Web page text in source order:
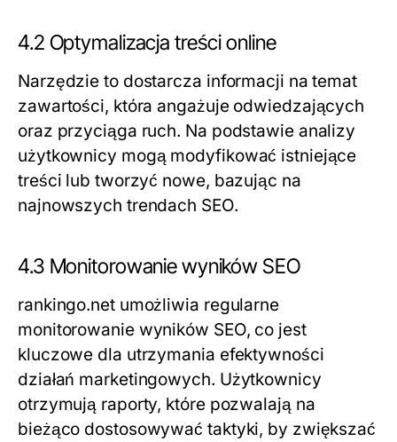
4.2 Optymalizacja treści online
Narzędzie to dostarcza informacji na temat
zawartości, która angażuje odwiedzających
oraz przyciąga ruch. Na podstawie analizy
użytkownicy mogą modyfikować istniejące
treści lub tworzyć nowe, bazując na
najnowszych trendach SEO.
4.3 Monitorowanie wyników SEO
rankingo.net umożliwia regularne
monitorowanie wyników SEO, co jest
kluczowe dla utrzymania efektywności
działań marketingowych. Użytkownicy
otrzymują raporty, które pozwalają na
bieżąco dostosowywać taktyki, by zwiększać